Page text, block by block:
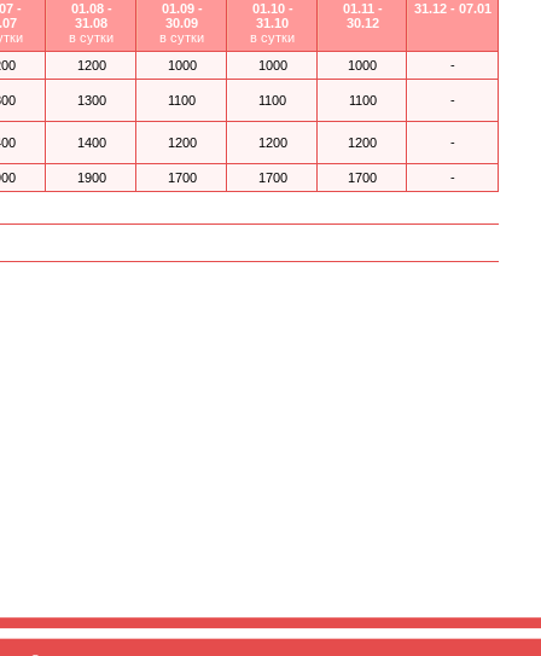
-
01.08 -
31.08
в сутки
01.09 -
30.09
в сутки
01.10 -
31.10
в сутки
01.11 -
30.12
31.12 - 07.01
1200 1000 1000 1000
-
1300 1100 1100 1100 -
1400 1200 1200 1200 -
1900 1700 1700 1700 -